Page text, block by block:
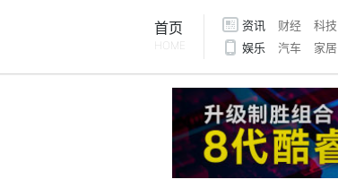
首页
HOME
资讯 财经 科技
娱乐
汽车 家居